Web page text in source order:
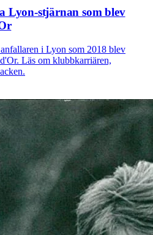
Lyon-stjärnan som blev
i Lyon som 2018 blev
Läs om klubbkarriären,